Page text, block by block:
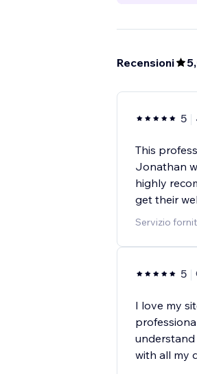
Recensioni
5
This
Jonathan
highly
get their
Servizio
5
I love my
with all my